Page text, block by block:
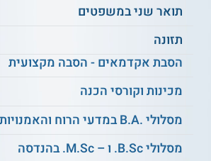
כדי לקבל את ההכשרה בחשבונאות יש
בחשבונאות
** לתשומת לבך נכונות המידע
מעת לעת. המידע המוצג כאן נכתב
צוות האתר. למען הסר ספק בין
הלימודים לא מתקיים קשר מכל
תואר שני במשפטים
תזונה
הסבת אקדמאים - הסבה מקצועית
מכינות וקורסי הכנה
מסלולי .B.A במדעי הרוח והאמנויות
מסלולי B.Sc. ו – M.Sc. בהנדסה